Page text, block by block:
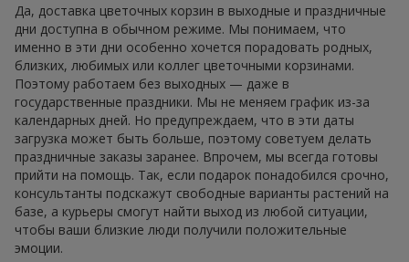
Да, доставка цветочных корзин в выходные и праздничные
дни доступна в обычном режиме. Мы понимаем, что
именно в эти дни особенно хочется порадовать родных,
близких, любимых или коллег цветочными корзинами.
Поэтому работаем без выходных — даже в
государственные праздники. Мы не меняем график из-за
календарных дней. Но предупреждаем, что в эти даты
загрузка может быть больше, поэтому советуем делать
праздничные заказы заранее. Впрочем, мы всегда готовы
прийти на помощь. Так, если подарок понадобился срочно,
консультанты подскажут свободные варианты растений на
базе, а курьеры смогут найти выход из любой ситуации,
чтобы ваши близкие люди получили положительные
эмоции.